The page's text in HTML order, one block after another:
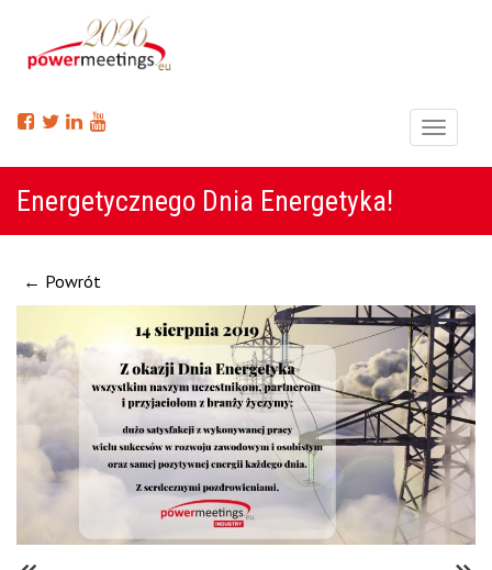
Menu
Energetycznego Dnia Energetyka!
← Powrót